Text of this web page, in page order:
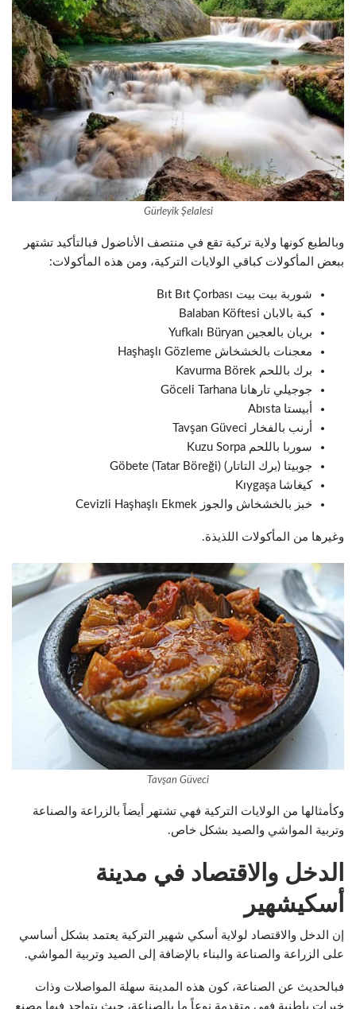
Gürleyik Şelalesi
وبالطبع كونها ولاية تركية تقع في منتصف الأناضول فبالتأكيد تشتهر
ببعض المأكولات كباقي الولايات التركية، ومن هذه المأكولات:
شوربة بيت بيت Bıt Bıt Çorbası
كبة بالابان Balaban Köftesi
بريان بالعجين Yufkalı Büryan
معجنات بالخشخاش Haşhaşlı Gözleme
برك باللحم Kavurma Börek
جوجيلي تارهانا Göceli Tarhana
أبيستا Abısta
أرنب بالفخار Tavşan Güveci
سوربا باللحم Kuzu Sorpa
جوبيتا (برك التاتار) Göbete (Tatar Böreği)
كيغاشا Kıygaşa
خبز بالخشخاش والجوز Cevizli Haşhaşlı Ekmek
وغيرها من المأكولات اللذيذة.
Tavşan Güveci
وكأمثالها من الولايات التركية فهي تشتهر أيضاً بالزراعة والصناعة
وتربية المواشي والصيد بشكل خاص.
الدخل والاقتصاد في مدينة
أسكيشهير
إن الدخل والاقتصاد لولاية أسكي شهير التركية يعتمد بشكل أساسي
على الزراعة والصناعة والبناء بالإضافة إلى الصيد وتربية المواشي.
فبالحديث عن الصناعة، كون هذه المدينة سهلة المواصلات وذات
خيرات باطنية فهي متقدمة نوعاً ما بالصناعة، حيث يتواجد فيها مصنع